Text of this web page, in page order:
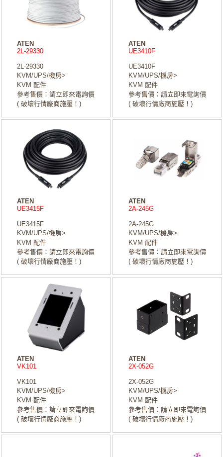
ATEN
2L-29330
2L-29330
KVM/UPS/機房>
KVM 配件
參考售價：請立即來電詢價
( 破壞行情廠商施壓！)
ATEN
UE3410F
UE3410F
KVM/UPS/機房>
KVM 配件
參考售價：請立即來電詢價
( 破壞行情廠商施壓！)
ATEN
UE3415F
UE3415F
KVM/UPS/機房>
KVM 配件
參考售價：請立即來電詢價
( 破壞行情廠商施壓！)
ATEN
2A-245G
2A-245G
KVM/UPS/機房>
KVM 配件
參考售價：請立即來電詢價
( 破壞行情廠商施壓！)
ATEN
VK101
VK101
KVM/UPS/機房>
KVM 配件
參考售價：請立即來電詢價
( 破壞行情廠商施壓！)
ATEN
2X-052G
2X-052G
KVM/UPS/機房>
KVM 配件
參考售價：請立即來電詢價
( 破壞行情廠商施壓！)